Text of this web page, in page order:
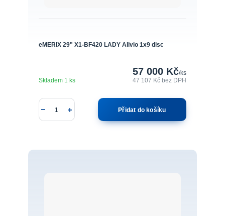
eMERIX 29" X1-BF420 LADY Alivio 1x9 disc
57 000 Kč/ks
47 107 Kč bez DPH
Skladem 1 ks
Přidat do košíku